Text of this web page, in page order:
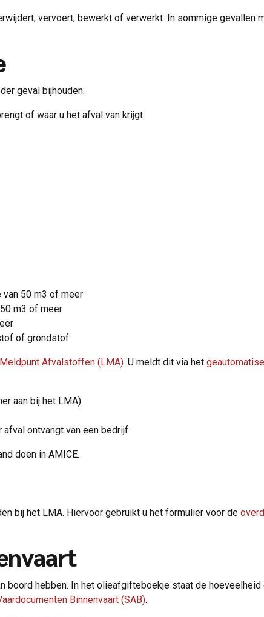
vervoert, bewerkt of verwerkt. In sommige gevallen
geval bijhouden:
of waar u het afval van krijgt
50 m3 of meer
m3 of meer
of grondstof
Afvalstoffen (LMA). U meldt dit via het
aan bij het LMA)
ontvangt van een bedrijf
doen in AMICE.
bij het LMA. Hiervoor gebruikt u het formulier voor de
boord hebben. In het olieafgifteboekje staat de
Binnenvaart (SAB).